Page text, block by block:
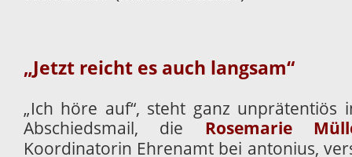
„Jetzt reicht es auch langsam“
„Ich höre auf“, steht ganz unprätentiös
Abschiedsmail, die Rosemarie
Koordinatorin Ehrenamt bei antonius,